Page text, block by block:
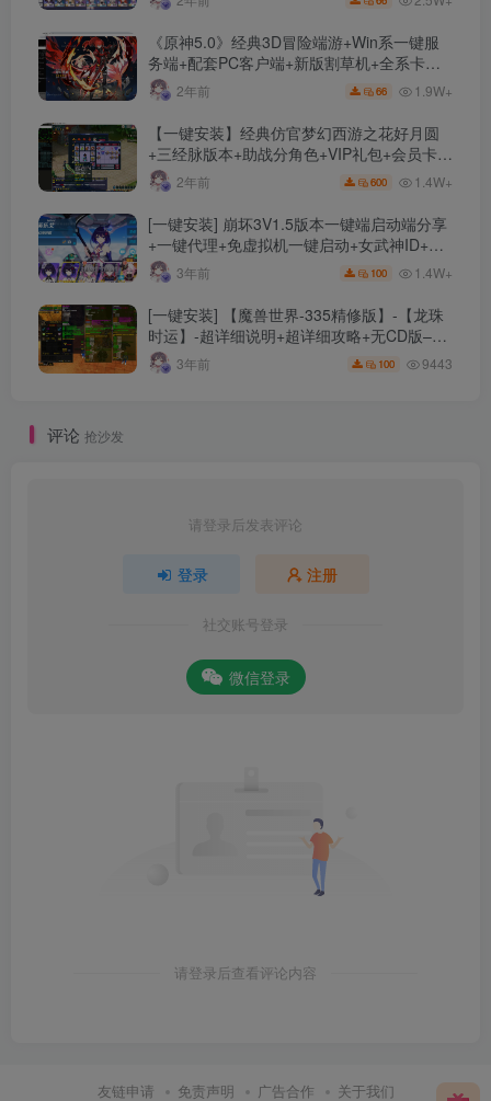
《原神5.0》经典3D冒险端游+Win系一键服
务端+配套PC客户端+新版割草机+全系卡池
文件2年前 66 1.9W+
【一键安装】经典仿官梦幻西游之花好月圆
+三经脉版本+助战分角色+VIP礼包+会员卡
+剧情活动+视频搭建及其他修改资料
2年前 600 1.4W+
[一键安装] 崩坏3V1.5版本一键端启动端分享
+一键代理+免虚拟机一键启动+女武神ID+详
细指令+极简一键修改
3年前 100 1.4W+
[一键安装] 【魔兽世界-335精修版】-【龙珠
时运】-超详细说明+超详细攻略+无CD版–精
修版本-站长推荐+站长亲测
3年前 100 9443
评论 抢沙发
请登录后发表评论
登录 注册
社交账号登录
微信登录
请登录后查看评论内容
友链申请 免责声明 广告合作 关于我们